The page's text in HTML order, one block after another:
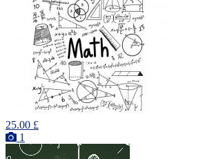
25.00 £
1